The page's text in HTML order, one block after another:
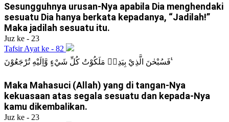
Sesungguhnya urusan-Nya apabila Dia menghendaki
sesuatu Dia hanya berkata kepadanya, “Jadilah!”
Maka jadilah sesuatu itu.
Juz ke - 23
Tafsir Ayat ke - 82
فَسُبْحٰنَ الَّذِيْ بِيَدِهٖ مَلَكُوْتُ كُلِّ شَيْءٍ وَّاِلَيْهِ تُرْجَعُوْنَ ࣖ
Maka Mahasuci (Allah) yang di tangan-Nya
kekuasaan atas segala sesuatu dan kepada-Nya
kamu dikembalikan.
Juz ke - 23